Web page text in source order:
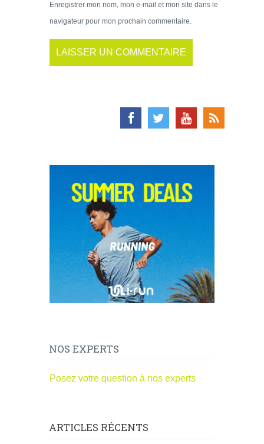
Enregistrer mon nom, mon e-mail et mon site dans le
navigateur pour mon prochain commentaire.
NOS EXPERTS
Posez votre question à nos experts
ARTICLES RÉCENTS